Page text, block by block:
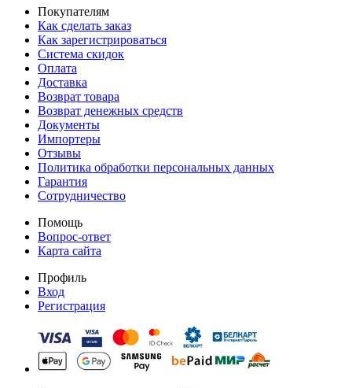
Покупателям
Как сделать заказ
Как зарегистрироваться
Система скидок
Оплата
Доставка
Возврат товара
Возврат денежных средств
Документы
Импортеры
Отзывы
Политика обработки персональных данных
Гарантия
Сотрудничество
Помощь
Вопрос-ответ
Карта сайта
Профиль
Вход
Регистрация